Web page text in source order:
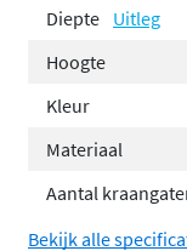
Enkele of
Strak
Afgeronde,
Geschikt
Afgeronde
uitstraling
Diepte Uitleg
Hoogte
Kleur
Materiaal
Aantal
Bekijk alle